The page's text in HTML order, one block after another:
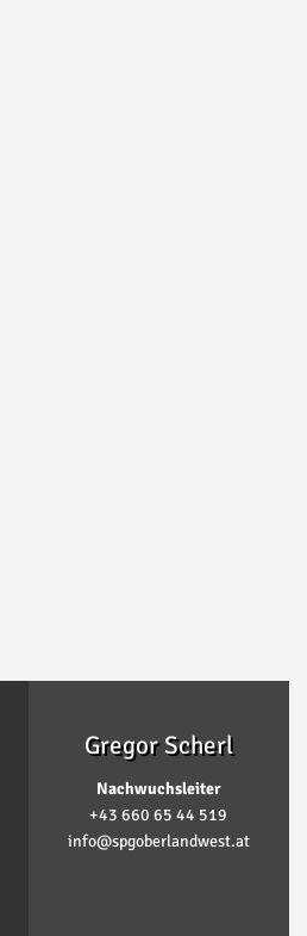
Gregor Scherl
Nachwuchsleiter
+43 660 65 44 519
info@spgoberlandwest.at